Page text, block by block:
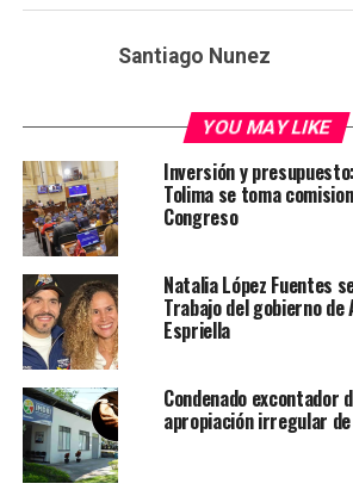
Santiago Nunez
YOU MAY LIKE
Inversión y
Tolima se toma
Congreso
Natalia López Fuentes
Trabajo del gobierno de
Espriella
Condenado excontador
apropiación irregular